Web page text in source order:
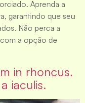
Aprenda a
garantindo que seu
Não perca a
a opção de
in rhoncus.
iaculis.